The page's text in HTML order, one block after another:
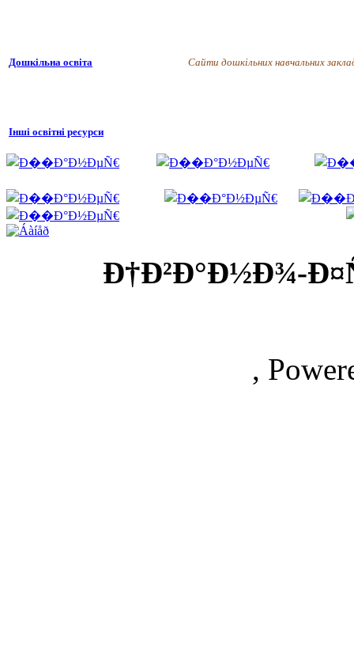
Дошкільна освіта Сайти дошкільних навчальних
Інші освітні ресурси
Ð†Ð²Ð°Ð½Ð¾-
,